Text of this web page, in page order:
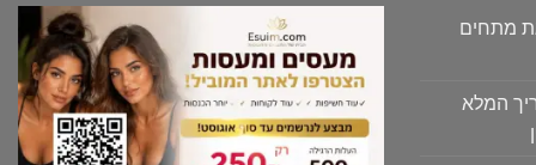
מתחים
המלא